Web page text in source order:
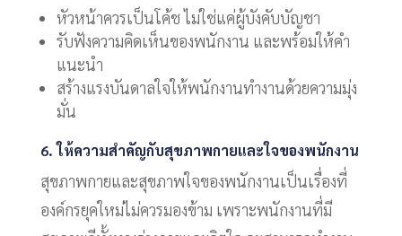
หัวหน้าควรเป็นโค้ช ไม่ใช่แค่ผู้บังคับบัญชา
รับฟังความคิดเห็นของพนักงาน และพร้อมให้คำ
แนะนำ
สร้างแรงบันดาลใจให้พนักงานทำงานด้วยความมุ่ง
มั่น
6. ให้ความสำคัญกับสุขภาพกายและใจของพนักงาน
สุขภาพกายและสุขภาพใจของพนักงานเป็นเรื่องที่
องค์กรยุคใหม่ไม่ควรมองข้าม เพราะพนักงานที่มี